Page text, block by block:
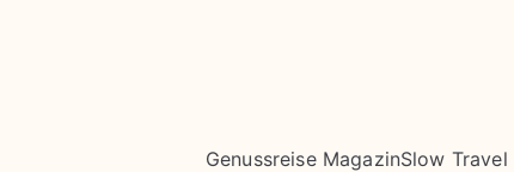
Genussreise MagazinSlow Travel